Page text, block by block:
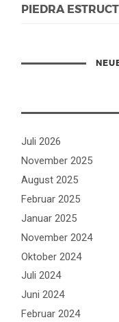
PIEDRA
Juli 2026
November 2025
August 2025
Februar 2025
Januar 2025
November 2024
Oktober 2024
Juli 2024
Juni 2024
Februar 2024